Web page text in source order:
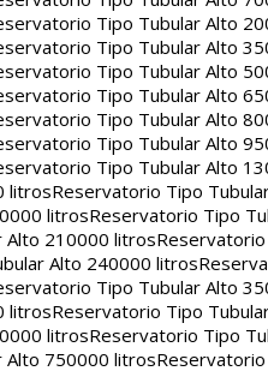
Tipo Tubular Alto
Tipo Tubular Alto
Tipo Tubular Alto
Tipo Tubular Alto
Tipo Tubular Alto
Tipo Tubular Alto
Tipo Tubular Alto
litrosReservatorio Tipo
litrosReservatorio Tipo
Alto 210000 litros
Alto 240000 litros
Tipo Tubular Alto
litrosReservatorio Tipo
litrosReservatorio Tipo
Alto 750000 litros